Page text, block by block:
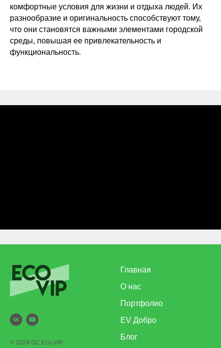
комфортные условия для жизни и отдыха людей. Их
разнообразие и оригинальность способствуют тому,
что они становятся важными элементами городской
среды, повышая ее привлекательность и
функциональность.
© 2024 GC Eco-VIP
Главная
О нас
Портфолио
EV Добро
Блог